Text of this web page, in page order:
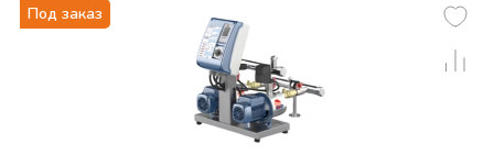
Под заказ